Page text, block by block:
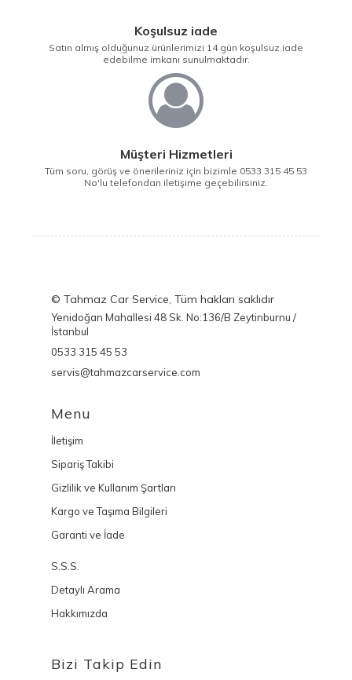
Koşulsuz iade
Satın almış olduğunuz ürünlerimizi 14 gün koşulsuz iade
edebilme imkanı sunulmaktadır.
Müşteri Hizmetleri
Tüm soru, görüş ve önerileriniz için bizimle 0533 315 45 53
No'lu telefondan iletişime geçebilirsiniz.
© Tahmaz Car Service, Tüm hakları saklıdır
Yenidoğan Mahallesi 48 Sk. No:136/B Zeytinburnu /
İstanbul
0533 315 45 53
servis@tahmazcarservice.com
Menu
İletişim
Sipariş Takibi
Gizlilik ve Kullanım Şartları
Kargo ve Taşıma Bilgileri
Garanti ve İade
S.S.S.
Detaylı Arama
Hakkımızda
Bizi Takip Edin